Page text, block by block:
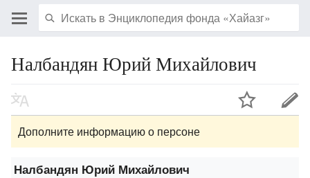
Налбандян Юрий Михайлович
Дополните информацию о персоне
Налбандян Юрий Михайлович